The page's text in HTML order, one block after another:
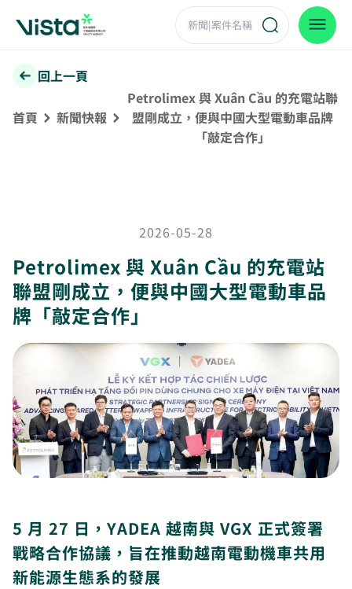
回上一頁
首頁 新聞快報
Petrolimex 與 Xuân Cầu 的充電站聯
盟剛成立，便與中國大型電動車品牌
「敲定合作」
2026-05-28
Petrolimex 與 Xuân Cầu 的充電站
聯盟剛成立，便與中國大型電動車品
牌「敲定合作」
5 月 27 日，YADEA 越南與 VGX 正式簽署
戰略合作協議，旨在推動越南電動機車共用
新能源生態系的發展